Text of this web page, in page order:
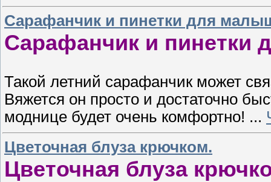
Сарафанчик и пинетки для
Сарафанчик и пинетки
Такой летний сарафанчик может
Вяжется он просто и достаточно
моднице будет очень комфортно! ...
Цветочная блуза крючком.
Цветочная блуза